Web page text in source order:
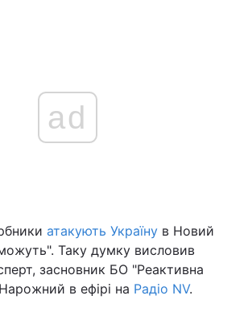
Політика
Світ
ad
атакують Україну в Новий
Таку думку висловив
засновник БО "Реактивна
в ефірі на Радіо NV.